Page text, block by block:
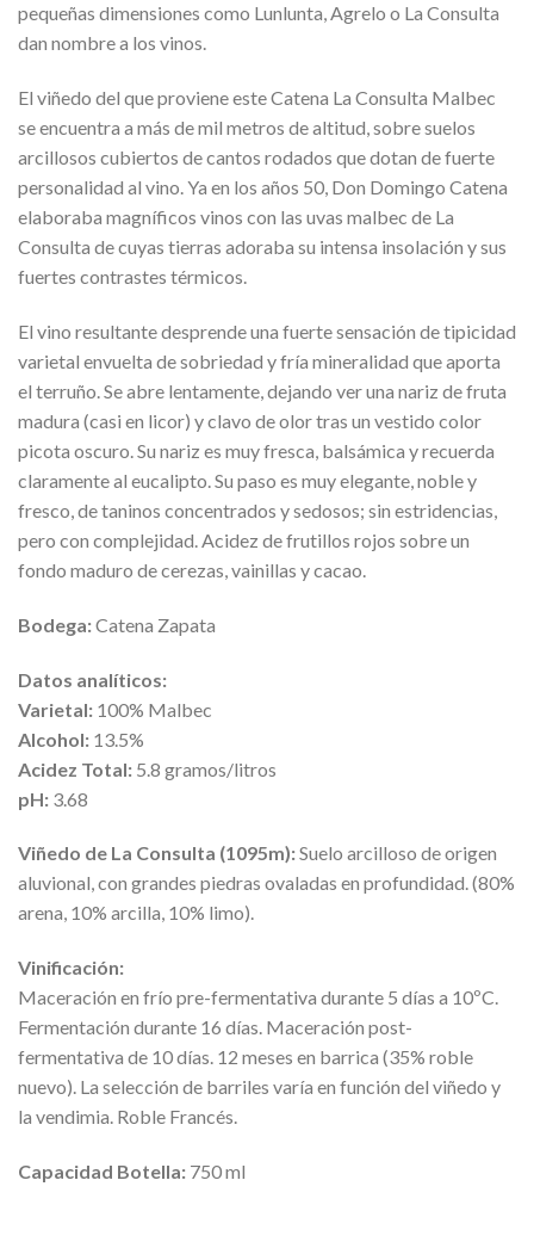
pequeñas dimensiones como Lunlunta, Agrelo o La Consulta
dan nombre a los vinos.
El viñedo del que proviene este Catena La Consulta Malbec
se encuentra a más de mil metros de altitud, sobre suelos
arcillosos cubiertos de cantos rodados que dotan de fuerte
personalidad al vino. Ya en los años 50, Don Domingo Catena
elaboraba magníficos vinos con las uvas malbec de La
Consulta de cuyas tierras adoraba su intensa insolación y sus
fuertes contrastes térmicos.
El vino resultante desprende una fuerte sensación de tipicidad
varietal envuelta de sobriedad y fría mineralidad que aporta
el terruño. Se abre lentamente, dejando ver una nariz de fruta
madura (casi en licor) y clavo de olor tras un vestido color
picota oscuro. Su nariz es muy fresca, balsámica y recuerda
claramente al eucalipto. Su paso es muy elegante, noble y
fresco, de taninos concentrados y sedosos; sin estridencias,
pero con complejidad. Acidez de frutillos rojos sobre un
fondo maduro de cerezas, vainillas y cacao.
Bodega:Catena Zapata
Datos analíticos:
Varietal: 100% Malbec
Alcohol: 13.5%
Acidez Total: 5.8 gramos/litros
pH: 3.68
Viñedo de La Consulta (1095m):Suelo arcilloso de origen
aluvional, con grandes piedras ovaladas en profundidad. (80%
arena, 10% arcilla, 10% limo).
Vinificación:
Maceración en frío pre-fermentativa durante 5 días a 10ºC.
Fermentación durante 16 días. Maceración post-
fermentativa de 10 días. 12 meses en barrica (35% roble
nuevo). La selección de barriles varía en función del viñedo y
la vendimia. Roble Francés.
Capacidad Botella: 750 ml